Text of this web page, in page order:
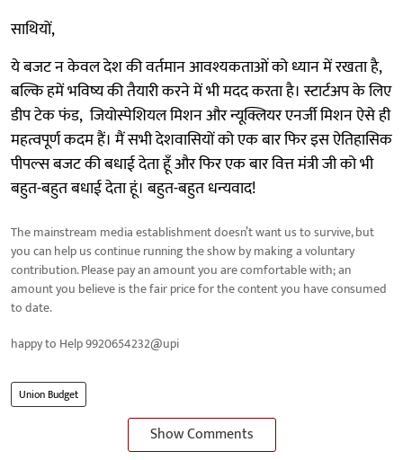
साथियों,
ये बजट न केवल देश की वर्तमान आवश्यकताओं को ध्यान में रखता है,
बल्कि हमें भविष्य की तैयारी करने में भी मदद करता है। स्टार्टअप के लिए
डीप टेक फंड, जियोस्पेशियल मिशन और न्यूक्लियर एनर्जी मिशन ऐसे ही
महत्वपूर्ण कदम हैं। मैं सभी देशवासियों को एक बार फिर इस ऐतिहासिक
पीपल्स बजट की बधाई देता हूँ और फिर एक बार वित्त मंत्री जी को भी
बहुत-बहुत बधाई देता हूं। बहुत-बहुत धन्यवाद!
The mainstream media establishment doesn’t want us to survive, but
you can help us continue running the show by making a voluntary
contribution. Please pay an amount you are comfortable with; an
amount you believe is the fair price for the content you have consumed
to date.
happy to Help 9920654232@upi
Union Budget
Show Comments